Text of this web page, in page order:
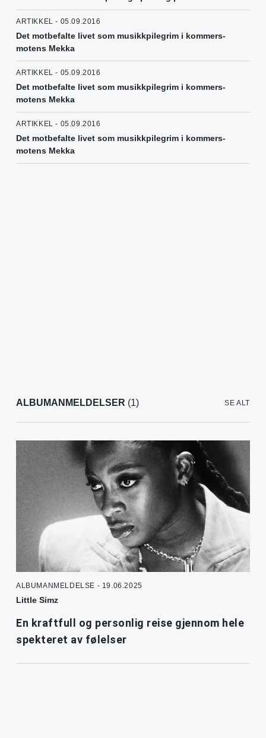
ARTIKKEL - 05.09.2016
Det motbefalte livet som musikkpilegrim i kommers-
motens Mekka
ARTIKKEL - 05.09.2016
Det motbefalte livet som musikkpilegrim i kommers-
motens Mekka
ARTIKKEL - 05.09.2016
Det motbefalte livet som musikkpilegrim i kommers-
motens Mekka
ALBUMANMELDELSER (1) SE ALT
ALBUMANMELDELSE - 19.06.2025
Little Simz
En kraftfull og personlig reise gjennom hele
spekteret av følelser